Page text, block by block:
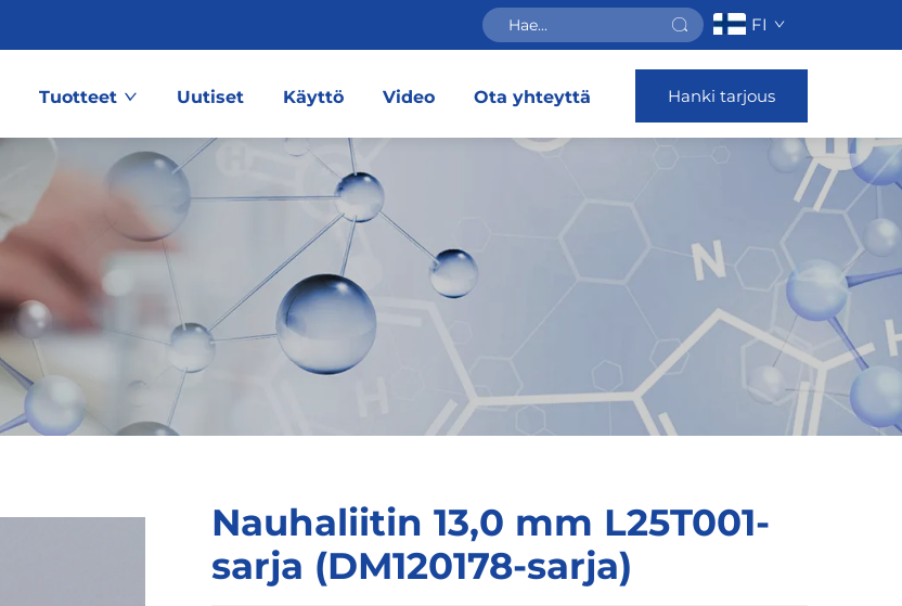
FI
Tuotteet Uutiset Käyttö Video Ota yhteyttä Hanki tarjous
Nauhaliitin 13,0 mm L25T001-
sarja (DM120178-sarja)